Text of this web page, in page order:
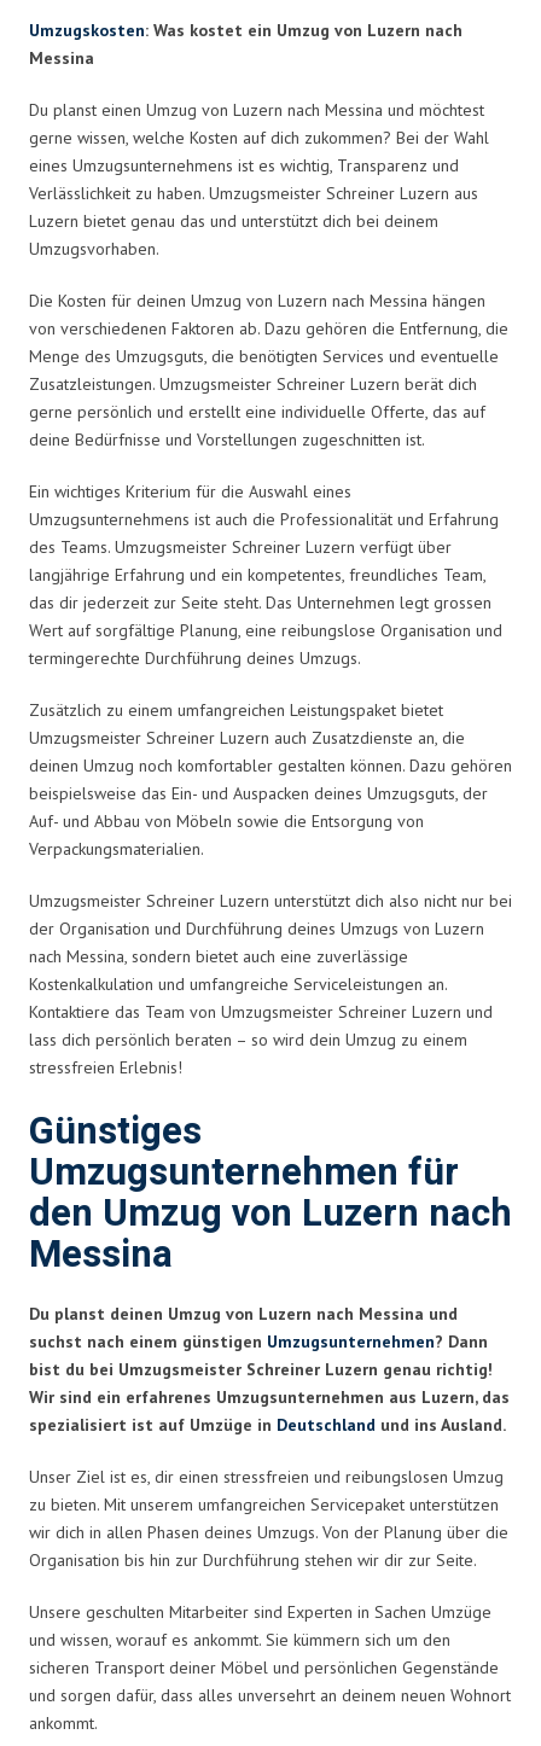
Umzugskosten: Was kostet ein Umzug von Luzern nach
Messina
Du planst einen Umzug von Luzern nach Messina und möchtest
gerne wissen, welche Kosten auf dich zukommen? Bei der Wahl
eines Umzugsunternehmens ist es wichtig, Transparenz und
Verlässlichkeit zu haben. Umzugsmeister Schreiner Luzern aus
Luzern bietet genau das und unterstützt dich bei deinem
Umzugsvorhaben.
Die Kosten für deinen Umzug von Luzern nach Messina hängen
von verschiedenen Faktoren ab. Dazu gehören die Entfernung, die
Menge des Umzugsguts, die benötigten Services und eventuelle
Zusatzleistungen. Umzugsmeister Schreiner Luzern berät dich
gerne persönlich und erstellt eine individuelle Offerte, das auf
deine Bedürfnisse und Vorstellungen zugeschnitten ist.
Ein wichtiges Kriterium für die Auswahl eines
Umzugsunternehmens ist auch die Professionalität und Erfahrung
des Teams. Umzugsmeister Schreiner Luzern verfügt über
langjährige Erfahrung und ein kompetentes, freundliches Team,
das dir jederzeit zur Seite steht. Das Unternehmen legt grossen
Wert auf sorgfältige Planung, eine reibungslose Organisation und
termingerechte Durchführung deines Umzugs.
Zusätzlich zu einem umfangreichen Leistungspaket bietet
Umzugsmeister Schreiner Luzern auch Zusatzdienste an, die
deinen Umzug noch komfortabler gestalten können. Dazu gehören
beispielsweise das Ein- und Auspacken deines Umzugsguts, der
Auf- und Abbau von Möbeln sowie die Entsorgung von
Verpackungsmaterialien.
Umzugsmeister Schreiner Luzern unterstützt dich also nicht nur bei
der Organisation und Durchführung deines Umzugs von Luzern
nach Messina, sondern bietet auch eine zuverlässige
Kostenkalkulation und umfangreiche Serviceleistungen an.
Kontaktiere das Team von Umzugsmeister Schreiner Luzern und
lass dich persönlich beraten – so wird dein Umzug zu einem
stressfreien Erlebnis!
Günstiges
Umzugsunternehmen für
den Umzug von Luzern nach
Messina
Du planst deinen Umzug von Luzern nach Messina und
suchst nach einem günstigen Umzugsunternehmen? Dann
bist du bei Umzugsmeister Schreiner Luzern genau richtig!
Wir sind ein erfahrenes Umzugsunternehmen aus Luzern, das
spezialisiert ist auf Umzüge in Deutschland und ins Ausland.
Unser Ziel ist es, dir einen stressfreien und reibungslosen Umzug
zu bieten. Mit unserem umfangreichen Servicepaket unterstützen
wir dich in allen Phasen deines Umzugs. Von der Planung über die
Organisation bis hin zur Durchführung stehen wir dir zur Seite.
Unsere geschulten Mitarbeiter sind Experten in Sachen Umzüge
und wissen, worauf es ankommt. Sie kümmern sich um den
sicheren Transport deiner Möbel und persönlichen Gegenstände
und sorgen dafür, dass alles unversehrt an deinem neuen Wohnort
ankommt.